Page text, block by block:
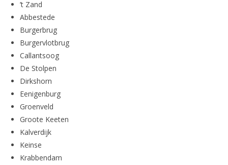
’t Zand
Abbestede
Burgerbrug
Burgervlotbrug
Callantsoog
De Stolpen
Dirkshorn
Eenigenburg
Groenveld
Groote Keeten
Kalverdijk
Keinse
Krabbendam